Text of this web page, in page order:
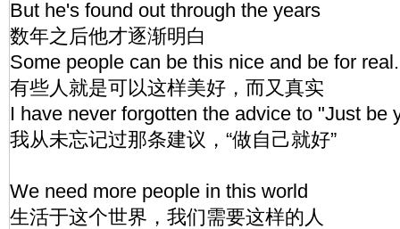
But he's found out through the years
数年之后他才逐渐明白
Some people can be this nice and be for real.
有些人就是可以这样美好，而又真实
I have never forgotten the advice to "Just be
我从未忘记过那条建议，“做自己就好”
We need more people in this world
生活于这个世界，我们需要这样的人